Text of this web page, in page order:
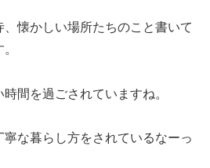
懐かしい場所たちのこと書いて
間を過ごされていますね。
な暮らし方をされているなーっ